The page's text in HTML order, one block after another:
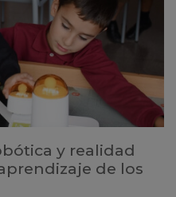
y realidad
de los